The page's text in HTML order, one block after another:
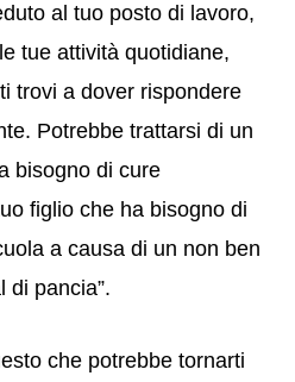
al tuo posto di lavoro,
tue attività quotidiane,
trovi a dover rispondere
Potrebbe trattarsi di un
bisogno di cure
figlio che ha bisogno di
a causa di un non ben
di pancia”.
che potrebbe tornarti